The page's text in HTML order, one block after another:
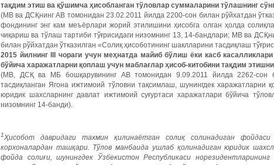
тақдим этиш ва қўшимча ҳисобланган тўловлар суммаларини тўлашнинг
(МВ ва ДСҚнинг АВ томонидан 23.02.2011 йилда 2200-сон билан рўйхатдан
фондининг энг кам меъёрлари жорий этилишини ҳисобга олган ҳолда
чиқариш ва тўлаш тартиби тўғрисидаги низомнинг 13, 14-бандлари; МВ ва
билан рўйхатдан ўтказилган «Солиқ ҳисоботининг шаклларини тасдиқлаш
2015 йилнинг III чораги учун меҳнатда майиб бўлиш ёки касб
бўйича харажатларни қоплаш учун маблағлар ҳисоб-китобини тақдим
(МВ, ДСҚ ва МБ бошқарувининг АВ томонидан 9.09.2011 йилда 2262-сон
тасдиқланган Ягона ижтимоий тўловни тақсимлаш, шунингдек харажатларни
юридик шахсларнинг давлат ижтимоий суғуртаси харажатлари бўйича
низомнинг 14-банди).
1Ҳисобот давридаги тахмин қилинаётган солиқ солинадиган фойдаси
корхоналардан ташқари. Тўлов манбаида ушлаб қолинадиган юридик
фойда солиғи,шунингдек Ўзбекистон Республикаси норезидентларининг